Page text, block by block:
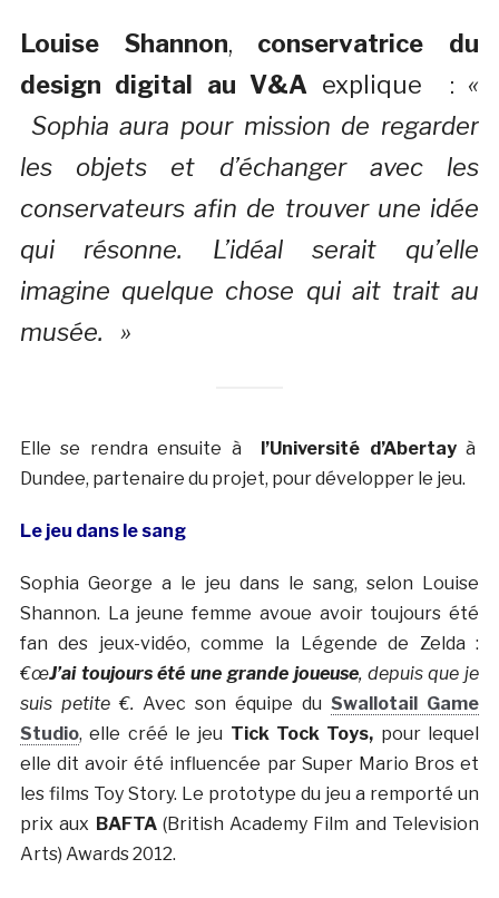
Louise Shannon, conservatrice du
design digital au V&A explique : «
Sophia aura pour mission de regarder
les objets et d’échanger avec les
conservateurs afin de trouver une idée
qui résonne. L’idéal serait qu’elle
imagine quelque chose qui ait trait au
musée. »
Elle se rendra ensuite à l’Université d’Abertayà
Dundee, partenaire du projet, pour développer le jeu.
Le jeu dans le sang
Sophia George a le jeu dans le sang, selon Louise
Shannon. La jeune femme avoue avoir toujours été
fan des jeux-vidéo, comme la Légende de Zelda :
€œJ’ai toujours été une grande joueuse, depuis que je
suis petite €. Avec son équipe duSwallotail Game
Studio, elle créé le jeu Tick Tock Toys, pour lequel
elle dit avoir été influencée par Super Mario Bros et
les films Toy Story. Le prototype du jeu a remporté un
prix aux BAFTA(British Academy Film and Television
Arts) Awards 2012.